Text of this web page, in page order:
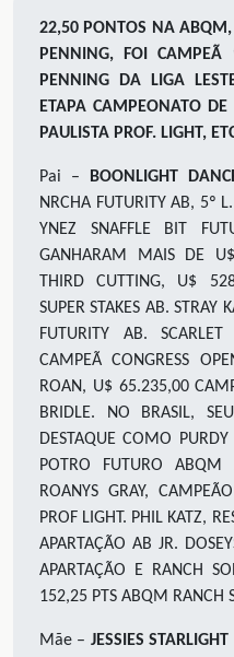
22,50 PONTOS NA ABQM,
PENNING, FOI CAMPEÃ
PENNING DA LIGA
ETAPA CAMPEONATO
PAULISTA PROF. LIGHT,
Pai – BOONLIGHT
NRCHA FUTURITY AB, 5º
YNEZ SNAFFLE BIT
GANHARAM MAIS DE
THIRD CUTTING, U$
SUPER STAKES AB.
FUTURITY AB.
CAMPEÃ CONGRESS
ROAN, U$ 65.235,00
BRIDLE. NO BRASIL,
DESTAQUE COMO
POTRO FUTURO
ROANYS GRAY,
PROF LIGHT. PHIL KATZ,
APARTAÇÃO AB JR.
APARTAÇÃO E RANCH
152,25 PTS ABQM RANCH
Mãe – JESSIES